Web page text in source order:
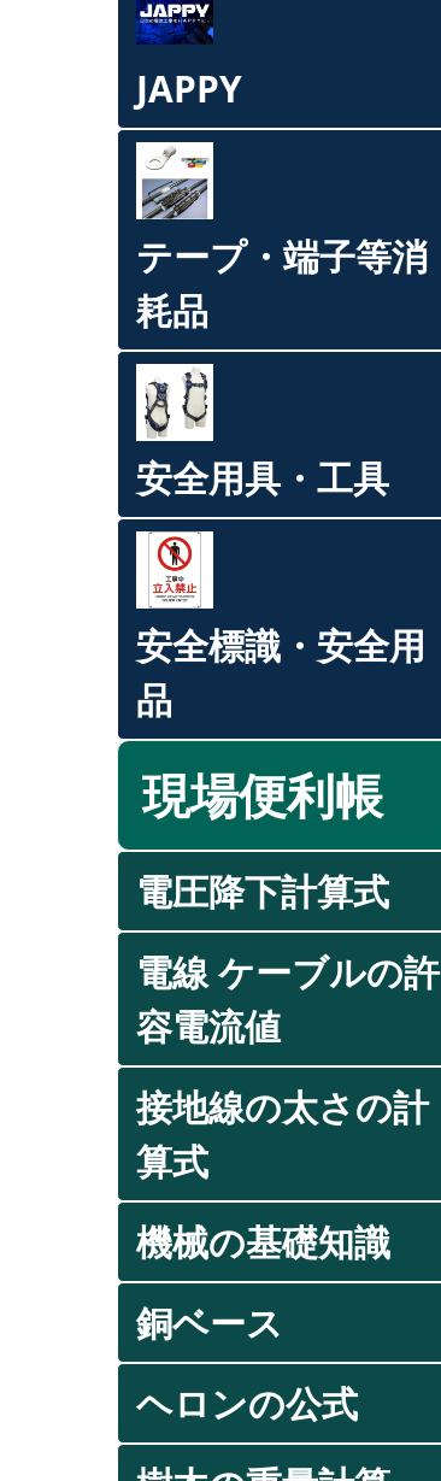
JAPPY
テープ・端子等消
耗品
安全用具・工具
安全標識・安全用
品
現場便利帳
電圧降下計算式
電線 ケーブルの許
容電流値
接地線の太さの計
算式
機械の基礎知識
銅ベース
ヘロンの公式